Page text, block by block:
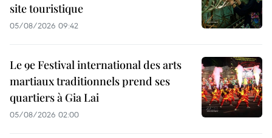
site touristique
05/08/2026 09:42
Le 9e Festival international des arts
martiaux traditionnels prend ses
quartiers à Gia Lai
05/08/2026 02:00